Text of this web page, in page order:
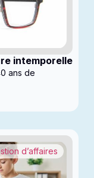
intemporelle
ans de
d’affaires